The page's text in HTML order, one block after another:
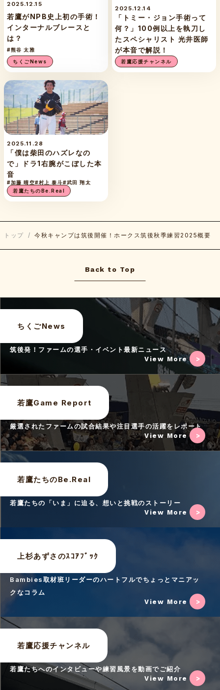
2025.12.15
若鷹がNPB史上初の手術！
インターナルブレースと
は？
#熊谷 太雅
ちくごNews
2025.12.14
「トミー・ジョン手術って
何？」100例以上を執刀し
たスペシャリスト 光井医師
が本音で解説！
若鷹応援チャンネル
2025.11.28
「僕は柴田のハズレなの
で」ドラ1右腕がこぼした本
音
#加藤 晴空#村上 泰斗#武田 翔太
若鷹たちのBe.Real
トップ / 今秋キャンプは筑後開催！ホークス筑後秋季練習2025概要
Back to Top
ちくごNews
筑後発！ファームの選手・イベント最新ニュース
View More
若鷹Game Report
厳選されたファームの試合結果や注目選手の活躍をレポート
View More
若鷹たちのBe.Real
若鷹たちの「いま」に迫る、想いと挑戦のストーリー
View More
上杉あずさのｽｺｱﾌﾞｯｸ
Bambies取材班リーダーのハートフルでちょっとマニアッ
クなコラム
View More
若鷹応援チャンネル
若鷹たちへのインタビューや練習風景を動画でご紹介
View More